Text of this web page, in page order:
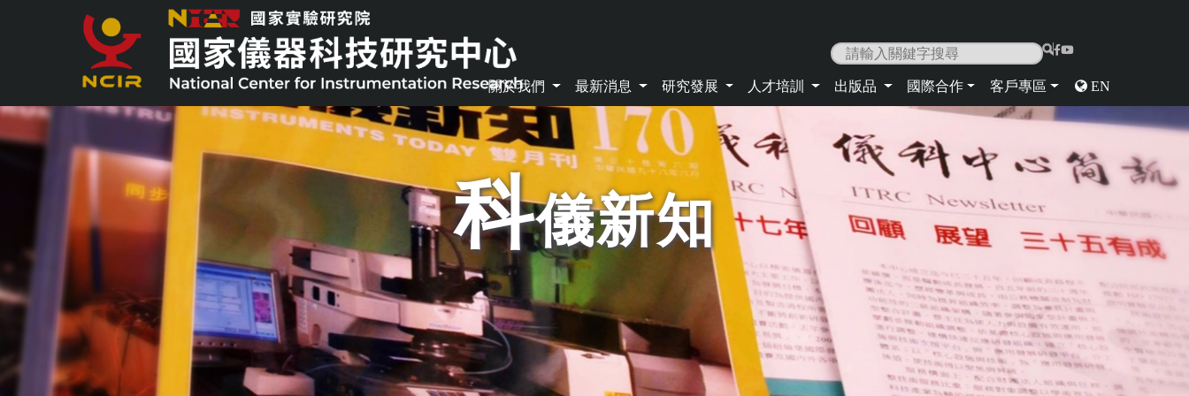
|
關於我們 最新消息 研究發展 人才培訓 出版品 國際合作 客戶專區 EN
科儀新知